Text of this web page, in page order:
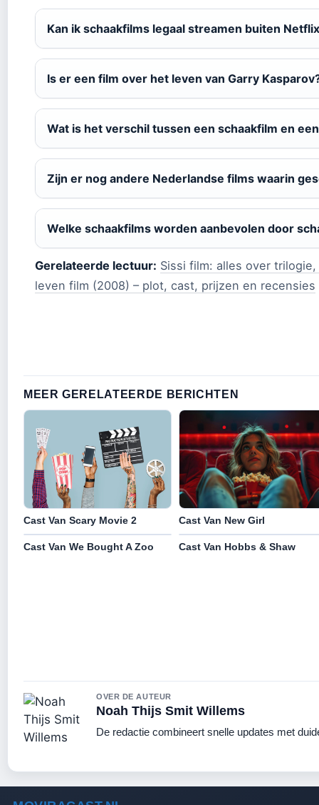
Kan ik schaakfilms legaal streamen buiten
Is er een film over het leven van Garry
Wat is het verschil tussen een schaakfilm en
Zijn er nog andere Nederlandse films waarin
Welke schaakfilms worden aanbevolen door
Gerelateerde lectuur: Sissi film: alles over
leven film (2008) – plot, cast, prijzen en recensies
MEER GERELATEERDE BERICHTEN
Cast Van Scary Movie 2 Cast Van New Girl
Cast Van We Bought A Zoo Cast Van Hobbs & Shaw
OVER DE AUTEUR
Noah Thijs Smit Willems
De redactie combineert snelle updates met